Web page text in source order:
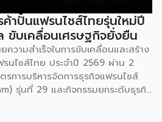
าปั้นแฟรนไชส์ไทยรุ่นใหม่ปี
ขับเคลื่อนเศรษฐกิจยั่งยืน
วามสำเร็จในการขับเคลื่อนและสร้าง
รนไชส์ไทย ประจำปี 2569 ผ่าน 2
การบริหารจัดการธุรกิจแฟรนไชส์
รุ่นที่ 29 และกิจกรรมยกระดับธุรกิจ